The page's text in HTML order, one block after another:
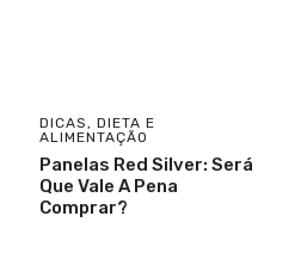
DICAS, DIETA E
ALIMENTAÇÃO
Panelas Red Silver: Será
Que Vale A Pena
Comprar?